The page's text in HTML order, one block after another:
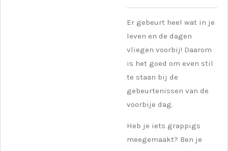
Er gebeurt heel wat in je
leven en de dagen
vliegen voorbij! Daarom
is het goed om even stil
te staan bij de
gebeurtenissen van de
voorbije dag.
Heb je iets grappigs
meegemaakt? Ben je